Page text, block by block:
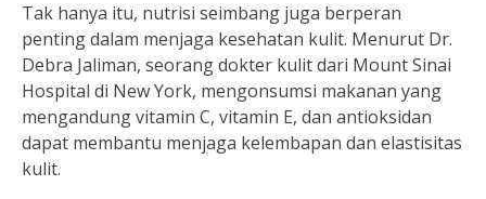
Tak hanya itu, nutrisi seimbang juga berperan
penting dalam menjaga kesehatan kulit. Menurut Dr.
Debra Jaliman, seorang dokter kulit dari Mount Sinai
Hospital di New York, mengonsumsi makanan yang
mengandung vitamin C, vitamin E, dan antioksidan
dapat membantu menjaga kelembapan dan elastisitas
kulit.